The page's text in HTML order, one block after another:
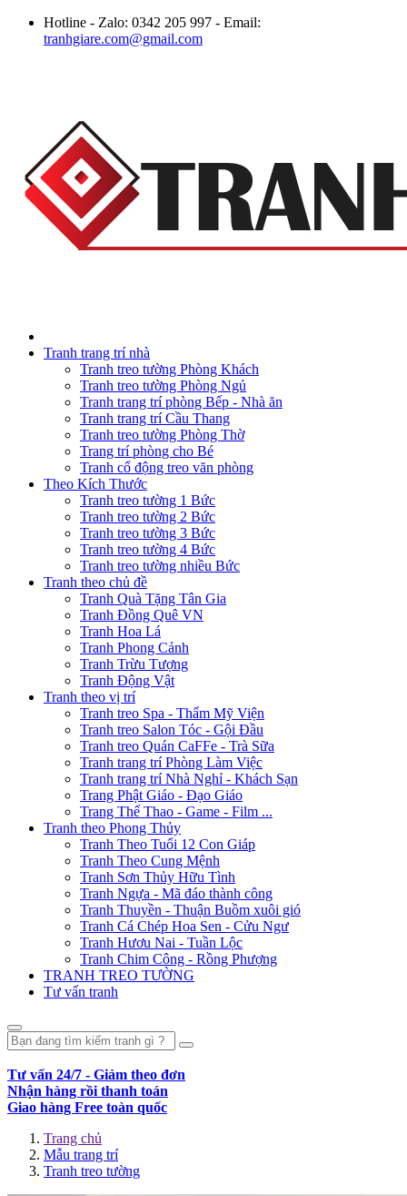
Hotline - Zalo: 0342 205 997 - Email:
tranhgiare.com@gmail.com
Tranh trang trí nhà
Tranh treo tường Phòng Khách
Tranh treo tường Phòng Ngủ
Tranh trang trí phòng Bếp - Nhà ăn
Tranh trang trí Cầu Thang
Tranh treo tường Phòng Thờ
Trang trí phòng cho Bé
Tranh cổ động treo văn phòng
Theo Kích Thước
Tranh treo tường 1 Bức
Tranh treo tường 2 Bức
Tranh treo tường 3 Bức
Tranh treo tường 4 Bức
Tranh treo tường nhiều Bức
Tranh theo chủ đề
Tranh Quà Tặng Tân Gia
Tranh Đồng Quê VN
Tranh Hoa Lá
Tranh Phong Cảnh
Tranh Trừu Tượng
Tranh Động Vật
Tranh theo vị trí
Tranh treo Spa - Thẩm Mỹ Viện
Tranh treo Salon Tóc - Gội Đầu
Tranh treo Quán CaFFe - Trà Sữa
Tranh trang trí Phòng Làm Việc
Tranh trang trí Nhà Nghỉ - Khách Sạn
Trang Phật Giáo - Đạo Giáo
Trang Thể Thao - Game - Film ...
Tranh theo Phong Thủy
Tranh Theo Tuổi 12 Con Giáp
Tranh Theo Cung Mệnh
Tranh Sơn Thủy Hữu Tình
Tranh Ngựa - Mã đáo thành công
Tranh Thuyền - Thuận Buồm xuôi gió
Tranh Cá Chép Hoa Sen - Cửu Ngư
Tranh Hươu Nai - Tuần Lộc
Tranh Chim Công - Rồng Phượng
TRANH TREO TƯỜNG
Tư vấn tranh
Tư vấn 24/7 - Giảm theo đơn
Nhận hàng rồi thanh toán
Giao hàng Free toàn quốc
Trang chủ
Mẫu trang trí
Tranh treo tường